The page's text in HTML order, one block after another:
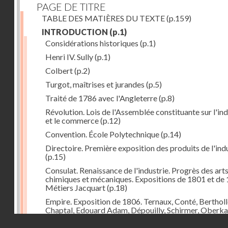
PAGE DE TITRE
TABLE DES MATIÈRES DU TEXTE(p.159)
INTRODUCTION (p.1)
Considérations historiques (p.1)
Henri IV. Sully(p.1)
Colbert(p.2)
Turgot, maîtrises et jurandes (p.5)
Traité de 1786 avec l'Angleterre(p.8)
Révolution. Lois de l'Assemblée constituante sur
et le commerce(p.12)
Convention. École Polytechnique(p.14)
Directoire. Première exposition des produits de
(p.15)
Consulat. Renaissance de l'industrie. Progrès des arts
chimiques et mécaniques. Expositions de 1801 et de
Métiers Jacquart(p.18)
Empire. Exposition de 1806. Ternaux, Conté,
Chaptal, Edouard Adam, Dépouilly, Schirmer,